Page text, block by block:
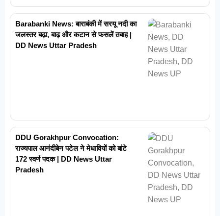
Barabanki News: बाराबंकी में सरयू नदी का
जलस्तर बढ़ा, बाढ़ और कटान से फसलें तबाह |
DD News Uttar Pradesh
DDU Gorakhpur Convocation:
राज्यपाल आनंदीबेन पटेल ने मेधावियों को बांटे
172 स्वर्ण पदक | DD News Uttar
Pradesh